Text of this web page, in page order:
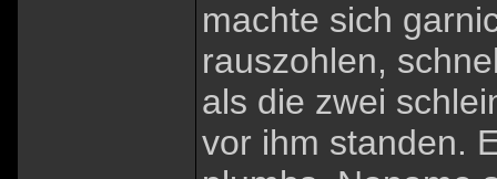
machte sich
rauszohlen,
als die zwei
vor ihm standen.